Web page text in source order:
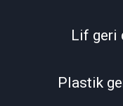
Lif geri
Plastik